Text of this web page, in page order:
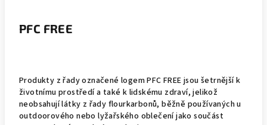
PFC FREE
Produkty z řady označené logem PFC FREE jsou šetrnější k
životnímu prostředí a také k lidskému zdraví, jelikož
neobsahují látky z řady flourkarbonů, běžně používaných u
outdoorového nebo lyžařského oblečení jako součást